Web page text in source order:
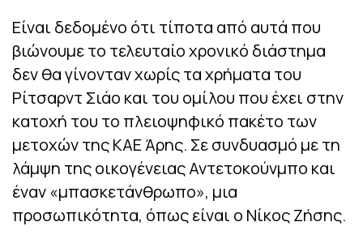
Είναι δεδομένο ότι τίποτα από αυτά που
βιώνουμε το τελευταίο χρονικό διάστημα
δεν θα γίνονταν χωρίς τα χρήματα του
Ρίτσαρντ Σιάο και του ομίλου που έχει στην
κατοχή του το πλειοψηφικό πακέτο των
μετοχών της ΚΑΕ Άρης. Σε συνδυασμό με τη
λάμψη της οικογένειας Αντετοκούνμπο και
έναν «μπασκετάνθρωπο», μια
προσωπικότητα, όπως είναι ο Νίκος Ζήσης.